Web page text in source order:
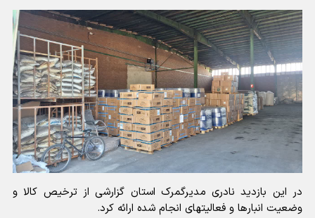
در این بازدید نادری مدیرگمرک استان گزارشی از ترخیص کالا و
وضعیت انبارها و فعالیتهای انجام شده ارائه کرد.